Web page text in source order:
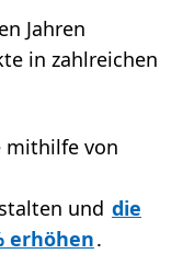
Jahren
in zahlreichen
mithilfe von
und die
erhöhen.